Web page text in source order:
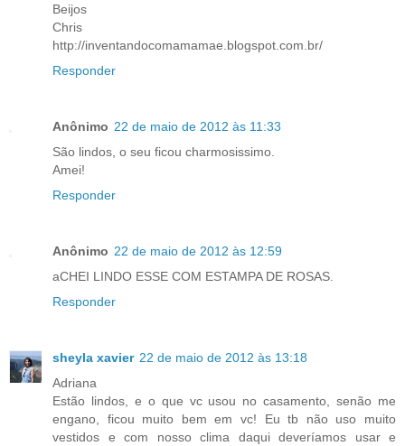
Beijos
Chris
http://inventandocomamamae.blogspot.com.br/
Responder
Anônimo 22 de maio de 2012 às 11:33
São lindos, o seu ficou charmosissimo.
Amei!
Responder
Anônimo 22 de maio de 2012 às 12:59
aCHEI LINDO ESSE COM ESTAMPA DE ROSAS.
Responder
sheyla xavier 22 de maio de 2012 às 13:18
Adriana
Estão lindos, e o que vc usou no casamento, senão me
engano, ficou muito bem em vc! Eu tb não uso muito
vestidos e com nosso clima daqui deveríamos usar e